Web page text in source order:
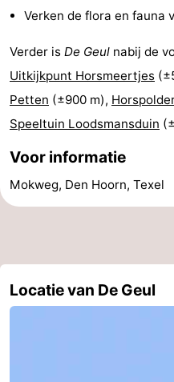
Zee
Vlijt
Hoeve
Holland
Land
en
Zeezicht
-
Strandhuys
-
Strandplevier
Bed
(&
breakfasts)
Campings
Hotels
-
't
-
Verken de flora en fauna
Verder is De Geul nabij de
Uitkijkpunt Horsmeertjes
Petten (±900 m),
Speeltuin Loodsmansduin
Voor informatie
Mokweg, Den Hoorn, Texel
Locatie van De Geul